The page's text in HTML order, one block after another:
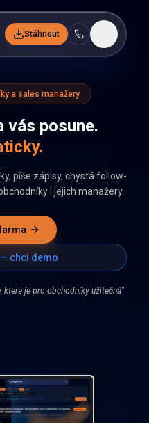
Stáhnout
a sales manažery
vás posune.
píše zápisy, chystá follow-
i jejich manažery.
chci demo
která je pro obchodníky užitečná"